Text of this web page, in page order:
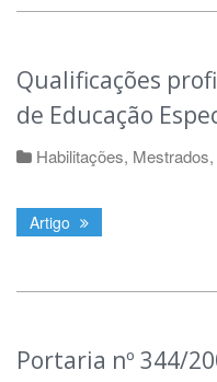
Qualificações
de Educação
Habilitações,
Artigo
Portaria nº 344/